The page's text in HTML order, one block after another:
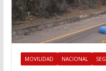
MOVILIDAD NACIONAL